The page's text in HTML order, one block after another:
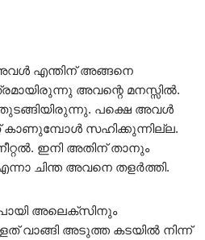
എന്തിന് അങ്ങനെ
അവന്റെ മനസ്സിൽ.
പക്ഷെ അവൾ
സഹിക്കുന്നില്ല.
ഇനി അതിന് താനും
ചിന്ത അവനെ തളർത്തി.
അലെക്സിനും
വാങ്ങി അടുത്ത കടയിൽ നിന്ന്